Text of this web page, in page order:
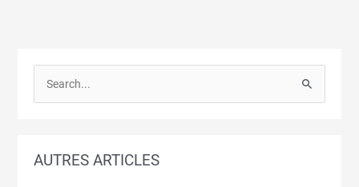
AUTRES ARTICLES